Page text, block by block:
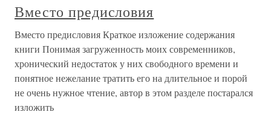
Вместо предисловия
Вместо предисловия Краткое изложение содержания
книги Понимая загруженность моих современников,
хронический недостаток у них свободного времени и
понятное нежелание тратить его на длительное и порой
не очень нужное чтение, автор в этом разделе постарался
изложить